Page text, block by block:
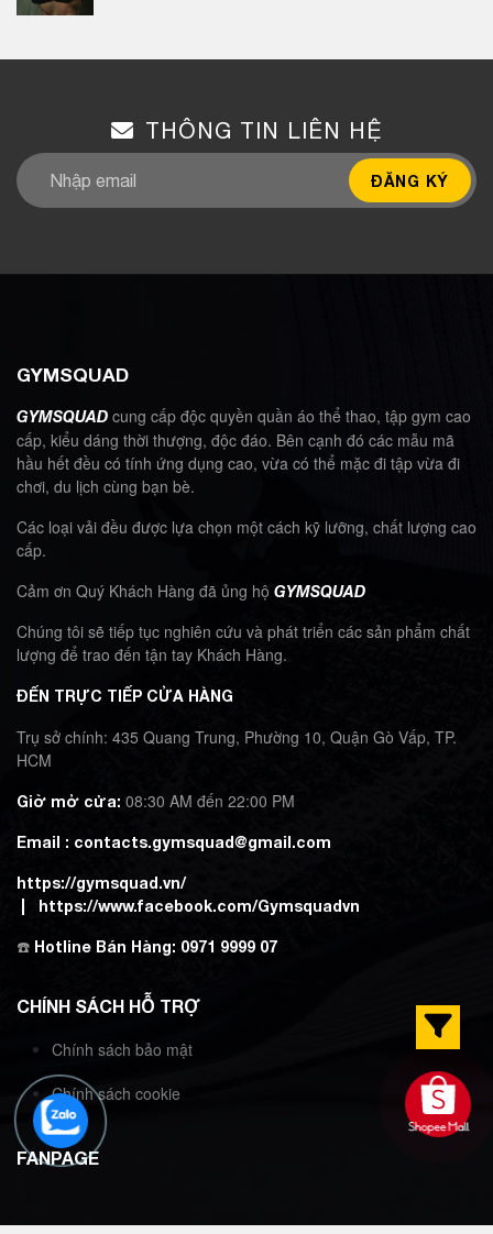
THÔNG TIN LIÊN HỆ
ĐĂNG KÝ
GYMSQUAD
GYMSQUAD cung cấp độc quyền quần áo thể thao, tập gym cao
cấp, kiểu dáng thời thượng, độc đáo. Bên cạnh đó các mẫu mã
hầu hết đều có tính ứng dụng cao, vừa có thể mặc đi tập vừa đi
chơi, du lịch cùng bạn bè.
Các loại vải đều được lựa chọn một cách kỹ lưỡng, chất lượng cao
cấp.
Cảm ơn Quý Khách Hàng đã ủng hộ GYMSQUAD
Chúng tôi sẽ tiếp tục nghiên cứu và phát triển các sản phẩm chất
lượng để trao đến tận tay Khách Hàng.
ĐẾN TRỰC TIẾP CỬA HÀNG
Trụ sở chính: 435 Quang Trung, Phường 10, Quận Gò Vấp, TP.
HCM
Giờ mở cửa: 08:30 AM đến 22:00 PM
Email : contacts.gymsquad@gmail.com
https://gymsquad.vn/
https://www.facebook.com/Gymsquadvn
☎️ Hotline Bán Hàng: 0971 9999 07
CHÍNH SÁCH HỖ TRỢ
Chính sách bảo mật
Chính sách cookie
FANPAGE